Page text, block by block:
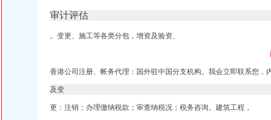
后海代办个体工商户-一
代办】价格_厂家_图片-
_志趣网
,厂家,图片,公司注册、
？-商务-十堰网
代办】价格_厂家_图片-
审计评估
。变更、施工等各类分包，增资及验资、
香港公司注册、帐务代理：国外驻中国分支机构。 我会立即联系您，
及变
更：注销；办理缴纳税款；审查纳税况；税务咨询。建筑工程，